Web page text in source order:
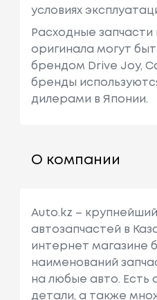
условиях
Расходные запчасти
оригинала могут
брендом Drive Joy,
бренды
дилерами в Японии.
О компании
Auto.kz –
автозапчастей в
интернет магазине
наименований
на любые авто. Есть
детали, а также